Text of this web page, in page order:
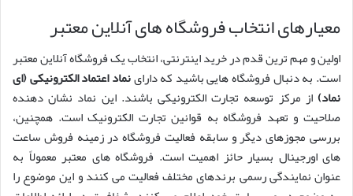
معیارهای انتخاب فروشگاه های آنلاین معتبر
اولین و مهم ترین قدم در خرید اینترنتی، انتخاب یک فروشگاه آنلاین معتبر
است. به دنبال فروشگاه هایی باشید که داراینماد اعتماد الکترونیکی (ای
نماد) از مرکز توسعه تجارت الکترونیکی باشند. این نماد نشان دهنده
صلاحیت و تعهد فروشگاه به قوانین تجارت الکترونیک است. همچنین،
بررسی مجوزهای دیگر و سابقه فعالیت فروشگاه در زمینه فروش ساعت
های اورجینال بسیار حائز اهمیت است. فروشگاه های معتبر معمولاً به
عنوان نمایندگی رسمی برندهای مختلف فعالیت می کنند و این موضوع را